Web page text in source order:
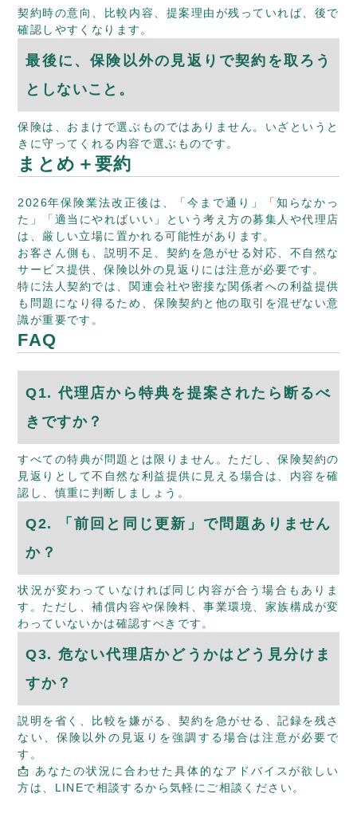
契約時の意向、比較内容、提案理由が残っていれば、後で
確認しやすくなります。
最後に、保険以外の見返りで契約を取ろう
としないこと。
保険は、おまけで選ぶものではありません。いざというと
きに守ってくれる内容で選ぶものです。
まとめ＋要約
2026年保険業法改正後は、「今まで通り」「知らなかっ
た」「適当にやればいい」という考え方の募集人や代理店
は、厳しい立場に置かれる可能性があります。
お客さん側も、説明不足、契約を急がせる対応、不自然な
サービス提供、保険以外の見返りには注意が必要です。
特に法人契約では、関連会社や密接な関係者への利益提供
も問題になり得るため、保険契約と他の取引を混ぜない意
識が重要です。
FAQ
Q1. 代理店から特典を提案されたら断るべ
きですか？
すべての特典が問題とは限りません。ただし、保険契約の
見返りとして不自然な利益提供に見える場合は、内容を確
認し、慎重に判断しましょう。
Q2. 「前回と同じ更新」で問題ありません
か？
状況が変わっていなければ同じ内容が合う場合もありま
す。ただし、補償内容や保険料、事業環境、家族構成が変
わっていないかは確認すべきです。
Q3. 危ない代理店かどうかはどう見分けま
すか？
説明を省く、比較を嫌がる、契約を急がせる、記録を残さ
ない、保険以外の見返りを強調する場合は注意が必要で
す。
📩 あなたの状況に合わせた具体的なアドバイスが欲しい
方は、 LINEで相談するから気軽にご相談ください。